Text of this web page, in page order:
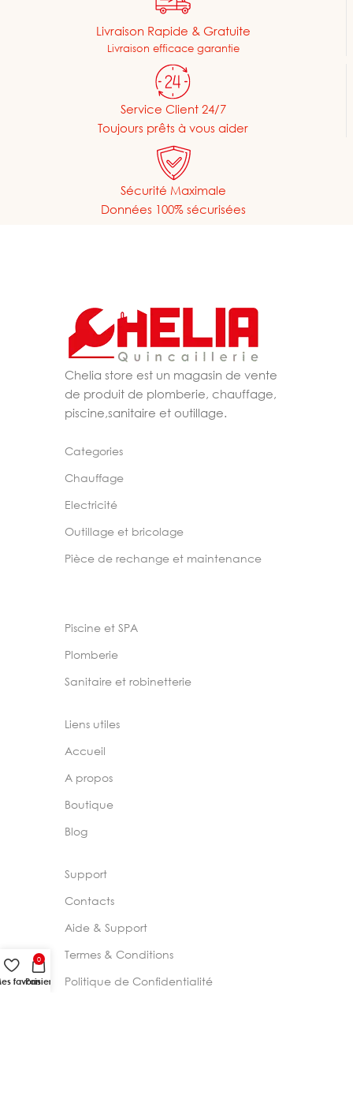
Livraison Rapide & Gratuite
Livraison efficace garantie
Service Client 24/7
Toujours prêts à vous aider
Sécurité Maximale
Données 100% sécurisées
Chelia store est un magasin de vente
de produit de plomberie, chauffage,
piscine,sanitaire et outillage.
Categories
Chauffage
Electricité
Outillage et bricolage
Pièce de rechange et maintenance
Piscine et SPA
Plomberie
Sanitaire et robinetterie
Liens utiles
Accueil
A propos
Boutique
Blog
Support
Contacts
Aide & Support
Termes & Conditions
Politique de Confidentialité
favoris
0
Panier